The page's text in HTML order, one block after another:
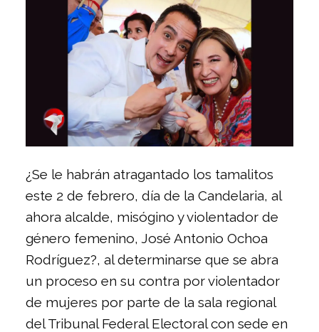
¿Se le habrán atragantado los tamalitos
este 2 de febrero, día de la Candelaria, al
ahora alcalde, misógino y violentador de
género femenino, José Antonio Ochoa
Rodríguez?, al determinarse que se abra
un proceso en su contra por violentador
de mujeres por parte de la sala regional
del Tribunal Federal Electoral con sede en